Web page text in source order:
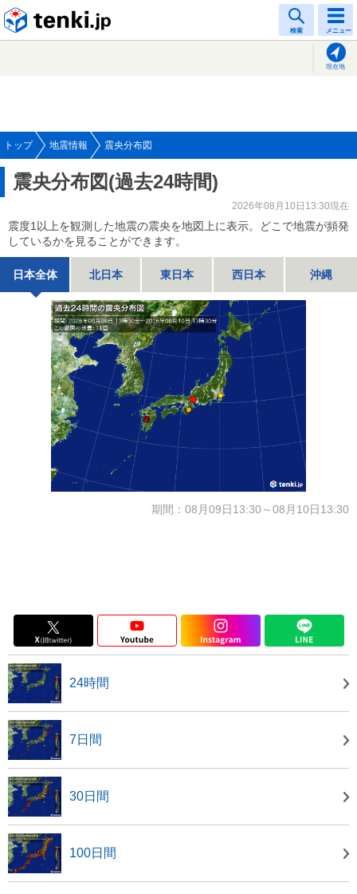
検索 メニュー
現在地
トップ 地震情報 震央分布図
震央分布図(過去24時間)
2026年08月10日13:30現在
震度1以上を観測した地震の震央を地図上に表示。どこで地震が頻発
しているかを見ることができます。
日本全体 北日本 東日本 西日本 沖縄
期間：08月09日13:30～08月10日13:30
24時間
7日間
30日間
100日間